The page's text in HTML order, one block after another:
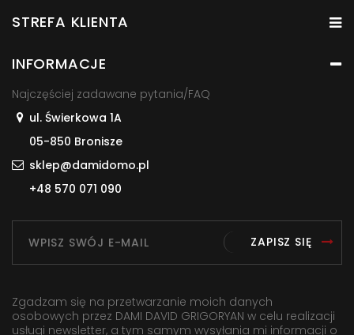
STREFA KLIENTA
INFORMACJE
Najczęściej zadawane pytania/FAQ
ul. Świerkowa 1A
05-850 Bronisze
sklep@damidomo.pl
+48 570 071 090
ZAPISZ SIĘ
Zgadzam się na przetwarzanie moich danych
osobowych przez DAMI DAVID GRIGORYAN w celu realizacji
usługi newsletter, a tym samym wysyłania mi informacji o